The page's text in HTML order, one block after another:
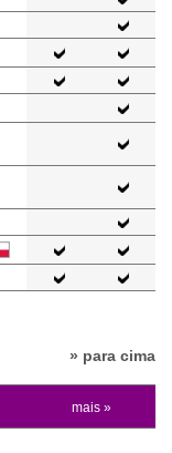
» para cima
mais »